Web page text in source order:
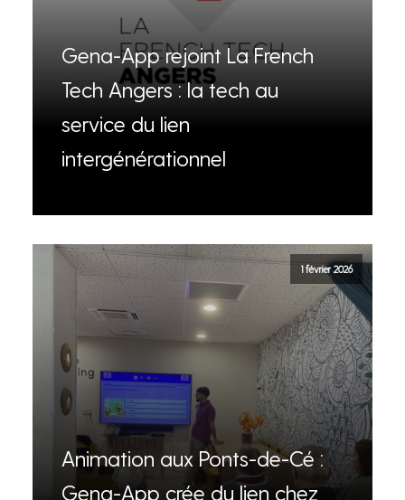
Gena-App rejoint La French
Tech Angers : la tech au
service du lien
intergénérationnel
1 février 2026
Animation aux Ponts-de-Cé :
Gena-App crée du lien chez